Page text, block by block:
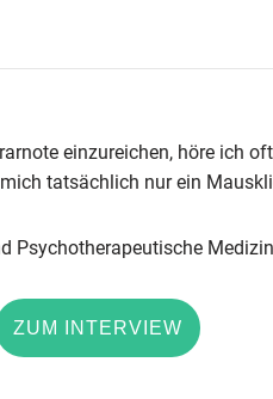
einzureichen, höre ich
tatsächlich nur ein
Psychotherapeutische Medizin
ZUM INTERVIEW